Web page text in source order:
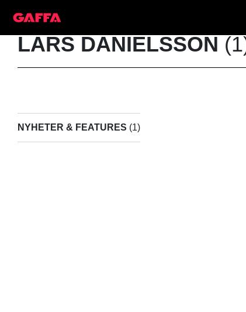
LARS DANIELSSON
NYHETER & FEATURES (1)